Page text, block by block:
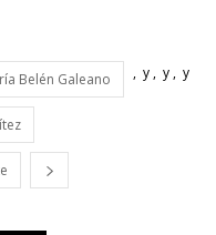
,
Belén Galeano y , y , y